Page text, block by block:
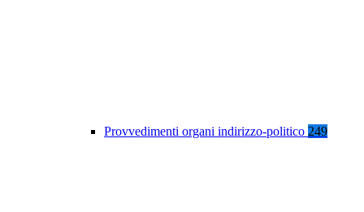
Provvedimenti organi indirizzo-politico 249